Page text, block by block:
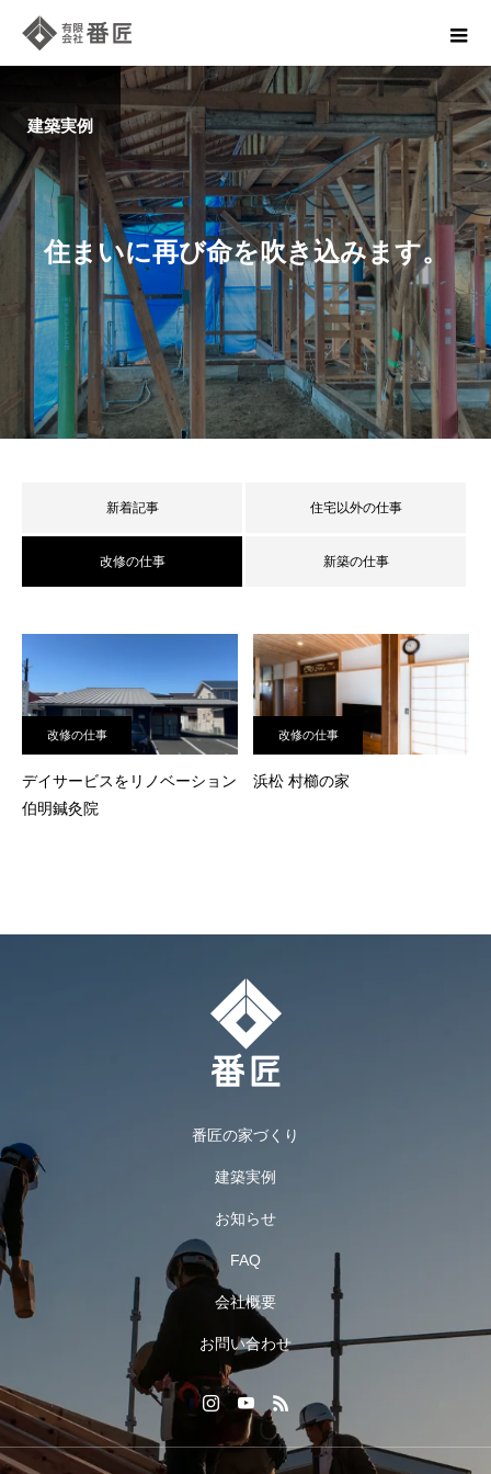
建築実例
住ま いに再び命を吹き込みます。
新着記事 住宅以外の仕事
改修の仕事 新築の仕事
改修の仕事
デイサービスをリノベーション
伯明鍼灸院
改修の仕事
浜松 村櫛の家
番匠の家づくり
建築実例
お知らせ
FAQ
会社概要
お問い合わせ